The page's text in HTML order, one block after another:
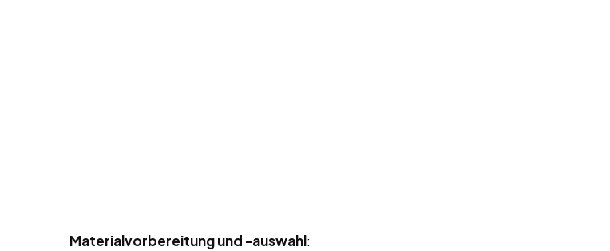
Materialvorbereitung und -auswahl: